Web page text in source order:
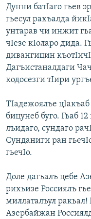
Дунни батIаго гьев
гьесул рахъалда
унтарав чи инжит
чIезе кIоларо дида.
дивангицин
Дагъистаналдаги
кодосезги тIири
ТIадежоялъе
бицунеб буго. Гьаб
лъидаго, сундаго
Сунданиги ран
гьечIо.
Доле дагьалъ цебе
рихьизе Россиялъ
миллаталъул
Азербайжан